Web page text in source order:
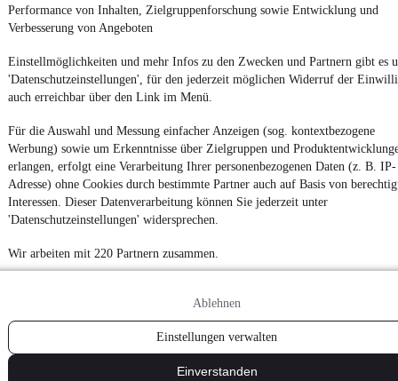
Performance von Inhalten, Zielgruppenforschung sowie Entwicklung und
Verbesserung von Angeboten
Einstellmöglichkeiten und mehr Infos zu den Zwecken und Partnern gibt es
'Datenschutzeinstellungen', für den jederzeit möglichen Widerruf der
auch erreichbar über den Link im Menü.
Für die Auswahl und Messung einfacher Anzeigen (sog. kontextbezogene
Werbung) sowie um Erkenntnisse über Zielgruppen und
erlangen, erfolgt eine Verarbeitung Ihrer personenbezogenen Daten (z. B. IP-
Adresse) ohne Cookies durch bestimmte Partner auch auf Basis von
Interessen. Dieser Datenverarbeitung können Sie jederzeit unter
'Datenschutzeinstellungen' widersprechen.
Wir arbeiten mit 220 Partnern zusammen.
Ablehnen
Einstellungen verwalten
Einverstanden